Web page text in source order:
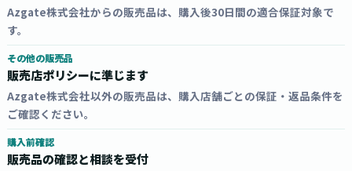
Azgate株式会社からの販売品は、購入後30日間の適合保証対象で
す。
その他の販売品
販売店ポリシーに準じます
Azgate株式会社以外の販売品は、購入店舗ごとの保証・返品条件を
ご確認ください。
購入前確認
販売品の確認と相談を受付